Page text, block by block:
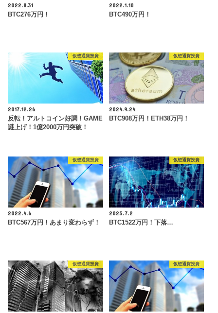
2022.8.31
BTC276万円！
2022.1.10
BTC490万円！
仮想通貨投資
2017.12.26
反転！アルトコイン好調！GAME
謎上げ！1億2000万円突破！
仮想通貨投資
2024.9.24
BTC908万円！ETH38万円！
仮想通貨投資
2022.4.6
BTC567万円！あまり変わらず！
仮想通貨投資
2025.7.2
BTC1522万円！下落…
仮想通貨投資 仮想通貨投資